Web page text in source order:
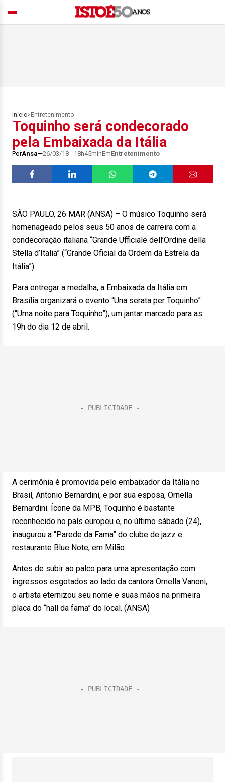
Início> Entretenimento
Toquinho será condecorado
pela Embaixada da Itália
PorAnsa 26/03/18 - 18h45minEmEntretenimento
SÃO PAULO, 26 MAR (ANSA) – O músico Toquinho será
homenageado pelos seus 50 anos de carreira com a
condecoração italiana “Grande Ufficiale dell’Ordine della
Stella d’Italia” (“Grande Oficial da Ordem da Estrela da
Itália”).
Para entregar a medalha, a Embaixada da Itália em
Brasília organizará o evento “Una serata per Toquinho”
(“Uma noite para Toquinho”), um jantar marcado para as
19h do dia 12 de abril.
A cerimônia é promovida pelo embaixador da Itália no
Brasil, Antonio Bernardini, e por sua esposa, Ornella
Bernardini. Ícone da MPB, Toquinho é bastante
reconhecido no país europeu e, no último sábado (24),
inaugurou a “Parede da Fama” do clube de jazz e
restaurante Blue Note, em Milão.
Antes de subir ao palco para uma apresentação com
ingressos esgotados ao lado da cantora Ornella Vanoni,
o artista eternizou seu nome e suas mãos na primeira
placa do “hall da fama” do local. (ANSA)